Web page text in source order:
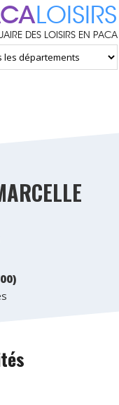
LOISIRS
DES LOISIRS EN PACA